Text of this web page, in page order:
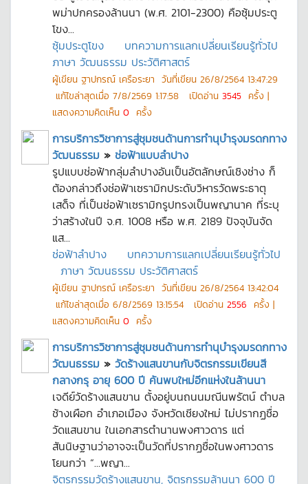
พม่าปกครองล้านนา (พ.ศ. 2101-2300) คือซุ้มประตู
โขง...
ซุ้มประตูโขง
บทความการแลกเปลี่ยนเรียนรู้ทั่วไป
ภาษา วัฒนธรรม ประวัติศาสตร์
ผู้เขียน ฐาปกรณ์ เครือระยา วันที่เขียน 26/8/2564 13:47:29
แก้ไขล่าสุดเมื่อ 7/8/2569 1:17:58 เปิดอ่าน 3545 ครั้ง |
แสดงความคิดเห็น 0 ครั้ง
การบริการวิชาการสู่ชุมชนด้านการทำนุบำรุงมรดกทาง
วัฒนธรรม » ช่อฟ้าแบบลำปาง
รูปแบบช่อฟ้ากลุ่มลำปางอันเป็นอัตลักษณ์เชิงช่าง ก็
ต้องกล่าวถึงช่อฟ้าเซรามิกประดับวิหารวัดพระธาตุ
เสด็จ ที่เป็นช่อฟ้าเซรามิกรูปทรงเป็นพญานาค ที่ระบุ
ว่าสร้างในปี จ.ศ. 1008 หรือ พ.ศ. 2189 ปัจจุบันจัด
แส...
ช่อฟ้าลำปาง
บทความการแลกเปลี่ยนเรียนรู้ทั่วไป
ภาษา วัฒนธรรม ประวัติศาสตร์
ผู้เขียน ฐาปกรณ์ เครือระยา วันที่เขียน 26/8/2564 13:42:04
แก้ไขล่าสุดเมื่อ 6/8/2569 13:15:54 เปิดอ่าน 2556 ครั้ง |
แสดงความคิดเห็น 0 ครั้ง
การบริการวิชาการสู่ชุมชนด้านการทำนุบำรุงมรดกทาง
วัฒนธรรม » วัดร้างแสนขานกับจิตรกรรมเขียนสี
กลางกรุ อายุ 600 ปี ค้นพบใหม่อีกแห่งในล้านนา
เจดีย์วัดร้างแสนขาน ตั้งอยู่บนถนนมณีนพรัตน์ ตำบล
ช้างเผือก อำเภอเมือง จังหวัดเชียงใหม่ ไม่ปรากฏชื่อ
วัดแสนขาน ในเอกสารตำนานพงศาวดาร แต่
สันนิษฐานว่าอาจจะเป็นวัดที่ปรากฏชื่อในพงศาวดาร
โยนกว่า “...พญา...
จิตรกรรมวัดร้างแสนขาน, จิตรกรรมล้านนา 600 ปี